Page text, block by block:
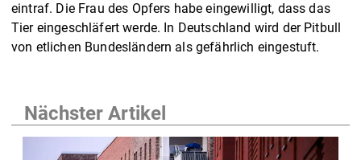
eintraf. Die Frau des Opfers habe eingewilligt, dass das
Tier eingeschläfert werde. In Deutschland wird der Pitbull
von etlichen Bundesländern als gefährlich eingestuft.
Nächster Artikel